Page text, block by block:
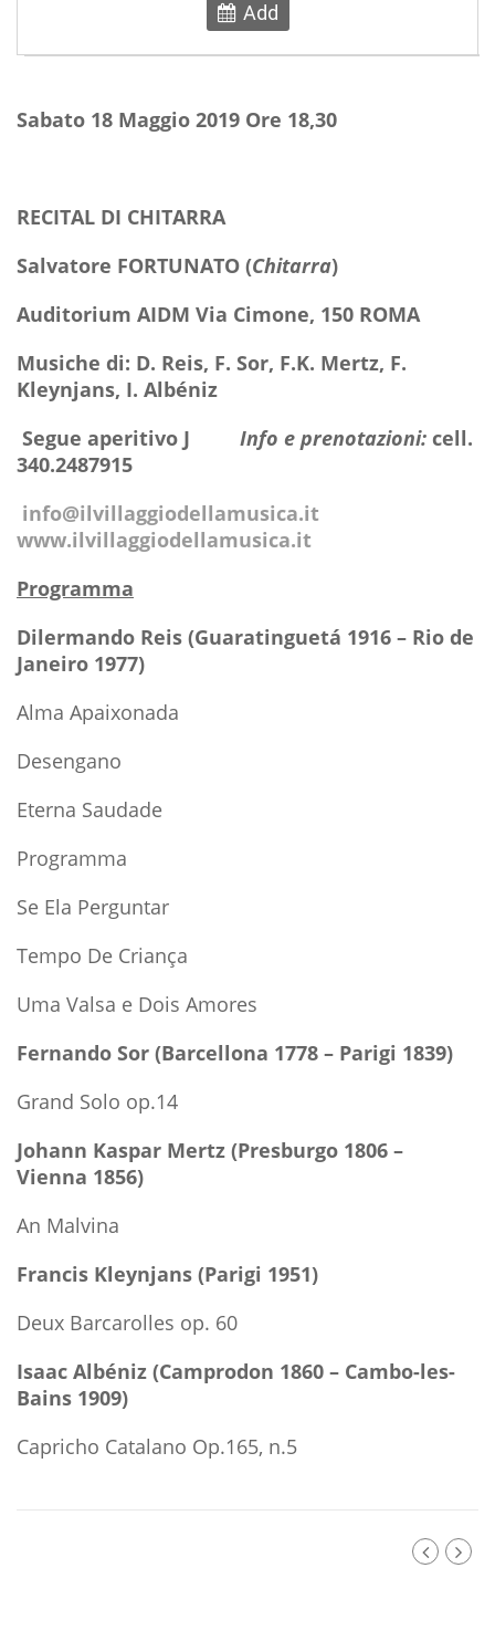
Add
Sabato 18 Maggio 2019 Ore 18,30
RECITAL DI CHITARRA
Salvatore FORTUNATO (Chitarra)
Auditorium AIDM Via Cimone, 150 ROMA
Musiche di: D. Reis, F. Sor, F.K. Mertz, F.
Kleynjans, I. Albéniz
Segue aperitivo J Info e prenotazioni: cell.
340.2487915
info@ilvillaggiodellamusica.it
www.ilvillaggiodellamusica.it
Programma
Dilermando Reis (Guaratinguetá 1916 – Rio de
Janeiro 1977)
Alma Apaixonada
Desengano
Eterna Saudade
Programma
Se Ela Perguntar
Tempo De Criança
Uma Valsa e Dois Amores
Fernando Sor (Barcellona 1778 – Parigi 1839)
Grand Solo op.14
Johann Kaspar Mertz (Presburgo 1806 –
Vienna 1856)
An Malvina
Francis Kleynjans (Parigi 1951)
Deux Barcarolles op. 60
Isaac Albéniz (Camprodon 1860 – Cambo-les-
Bains 1909)
Capricho Catalano Op.165, n.5